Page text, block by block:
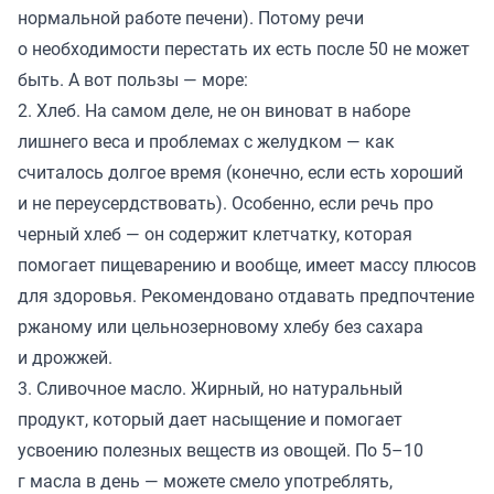
нормальной работе печени). Потому речи
о необходимости перестать их есть после 50 не может
быть. А вот пользы — море:
2. Хлеб. На самом деле, не он виноват в наборе
лишнего веса и проблемах с желудком — как
считалось долгое время (конечно, если есть хороший
и не переусердствовать). Особенно, если речь про
черный хлеб — он содержит клетчатку, которая
помогает пищеварению и вообще, имеет массу плюсов
для здоровья. Рекомендовано отдавать предпочтение
ржаному или цельнозерновому хлебу без сахара
и дрожжей.
3. Сливочное масло. Жирный, но натуральный
продукт, который дает насыщение и помогает
усвоению полезных веществ из овощей. По 5–10
г масла в день — можете смело употреблять,